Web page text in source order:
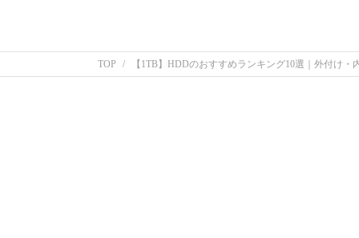
TOP 【1TB】HDDのおすすめランキング10選｜外付け